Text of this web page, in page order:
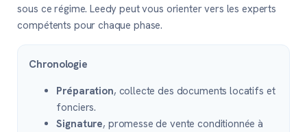
sous ce régime. Leedy peut vous orienter vers les experts
compétents pour chaque phase.
Chronologie
Préparation, collecte des documents locatifs et
fonciers.
Signature, promesse de vente conditionnée à